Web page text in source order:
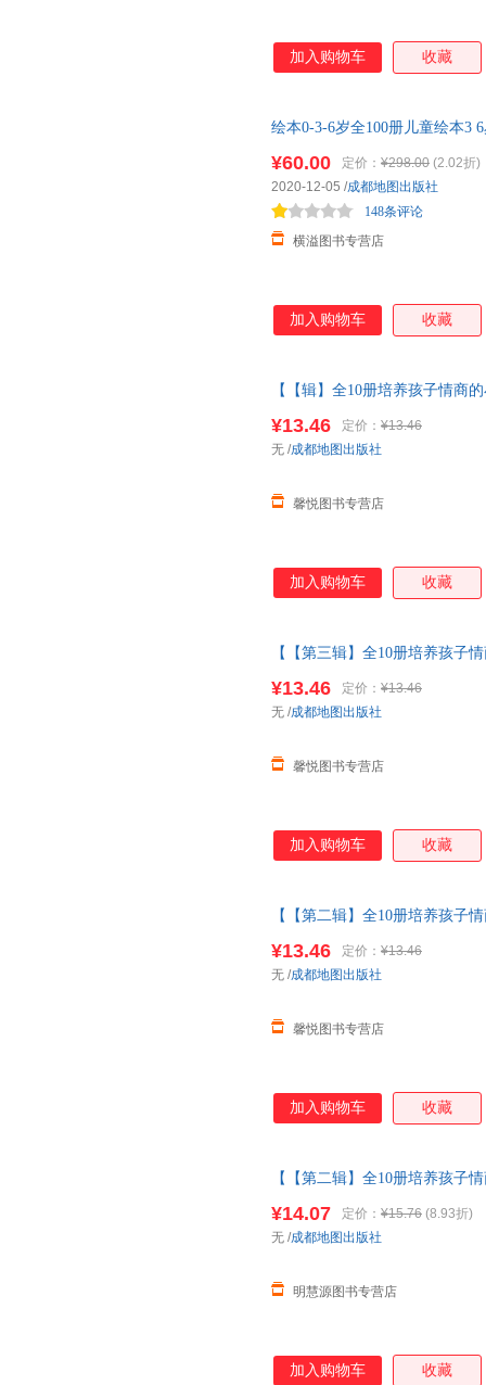
加入购物车 收藏
绘本0-3-6岁全100册儿童绘本3
¥60.00 定价： ¥298.00 (2.02折)
横溢图书专营店
148条评论
2020-12-05 /成都地图出版社
加入购物车 收藏
【【辑】全10册培养孩子情商
当当客服
¥13.46 定价： ¥13.46
馨悦图书专营店
无 /成都地图出版社
加入购物车 收藏
【【第三辑】全10册培养孩子
当当客服
¥13.46 定价： ¥13.46
馨悦图书专营店
无 /成都地图出版社
加入购物车 收藏
【【第二辑】全10册培养孩子
当当客服
¥13.46 定价： ¥13.46
馨悦图书专营店
无 /成都地图出版社
加入购物车 收藏
【【第二辑】全10册培养孩子
子情商的小绘本
¥14.07 定价： ¥15.76 (8.93折)
明慧源图书专营店
无 /成都地图出版社
加入购物车 收藏